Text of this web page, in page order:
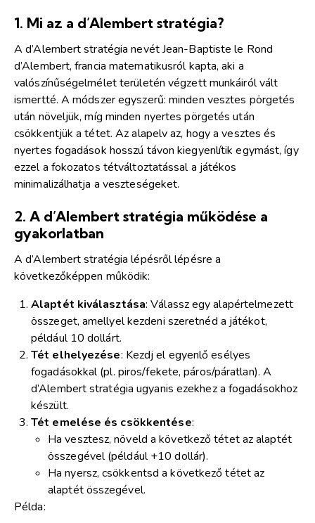
1. Mi az a d’Alembert stratégia?
A d’Alembert stratégia nevét Jean-Baptiste le Rond
d’Alembert, francia matematikusról kapta, aki a
valószínűségelmélet területén végzett munkáiról vált
ismertté. A módszer egyszerű: minden vesztes pörgetés
után növeljük, míg minden nyertes pörgetés után
csökkentjük a tétet. Az alapelv az, hogy a vesztes és
nyertes fogadások hosszú távon kiegyenlítik egymást, így
ezzel a fokozatos tétváltoztatással a játékos
minimalizálhatja a veszteségeket.
2. A d’Alembert stratégia működése a
gyakorlatban
A d’Alembert stratégia lépésről lépésre a
következőképpen működik:
Alaptét kiválasztása: Válassz egy alapértelmezett
összeget, amellyel kezdeni szeretnéd a játékot,
például 10 dollárt.
Tét elhelyezése: Kezdj el egyenlő esélyes
fogadásokkal (pl. piros/fekete, páros/páratlan). A
d’Alembert stratégia ugyanis ezekhez a fogadásokhoz
készült.
Tét emelése és csökkentése:
Ha vesztesz, növeld a következő tétet az alaptét
összegével (például +10 dollár).
Ha nyersz, csökkentsd a következő tétet az
alaptét összegével.
Példa: